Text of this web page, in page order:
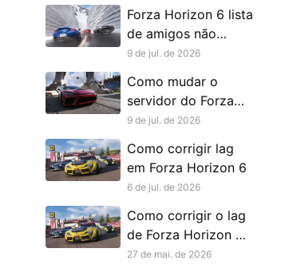
Forza Horizon 6 lista
de amigos não
aparece: como
9 de jul. de 2026
Como mudar o
servidor do Forza
Horizon 6
9 de jul. de 2026
Como corrigir lag
em Forza Horizon 6
6 de jul. de 2026
Como corrigir o lag
de Forza Horizon 6
no Xbox
27 de mai. de 2026